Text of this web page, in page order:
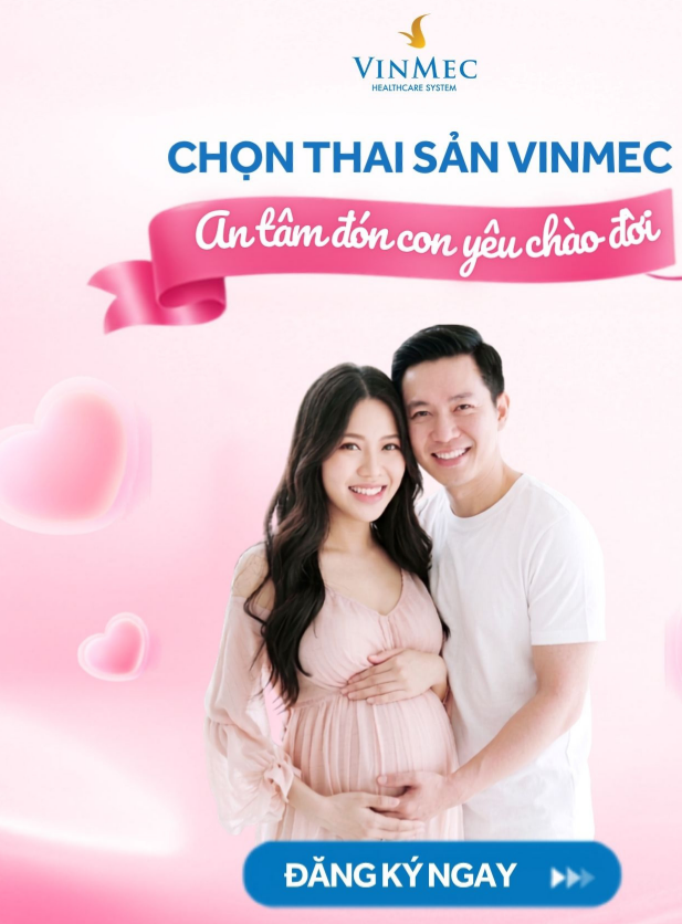
chuyên khoa II Trần Thị Mai Hương -
Bác sĩ Sản phụ khoa - Khoa sản
Quốc tế Vinmec Hải Phòng
khách vui lòng bấm số , đặt muaGÓI DỊCH VỤ
và đặt lịch khám tự động trên ứng dụng My Vinmec để quản lý, theo dõi
nơi ngay trên ứng dụng.
Chia sẻ
trái Sản phụ khoa Thai ngoài tử cung Kinh nguyệt không đều
mổ ruột thừa
Tinh dịch ít, vón cục sau khỏi
viêm đường tiết niệu có sao
không?